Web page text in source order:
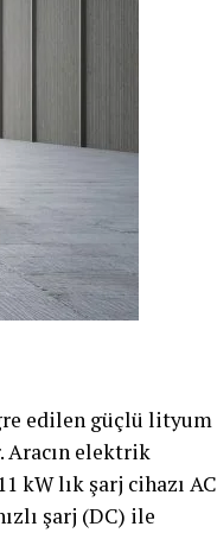
edilen güçlü lityum
Aracın elektrik
kW lık şarj cihazı AC
şarj (DC) ile